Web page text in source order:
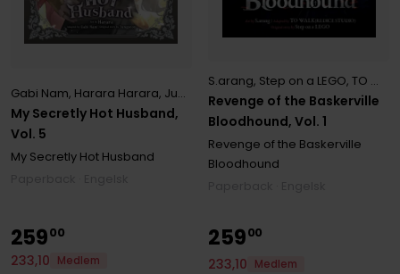
My Secretly Hot Husband,
Vol. 5
Gabi Nam, Harara Harara, Jungyeon Jungyeon
My Secretly Hot Husband
Revenge of the Baskerville
Bloodhound, Vol. 1
S.arang, Step on a LEGO,TO WALK(REDICE TO WALK(REDICE STUDIO)
Revenge of the Baskerville
Bloodhound
25900
233,10
Medlem
25900
233,10
Medlem